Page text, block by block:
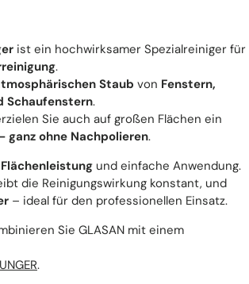
ist ein hochwirksamer Spezialreiniger für
.
Staub von Fenstern,
Schaufenstern.
Sie auch auf großen Flächen ein
ganz ohne Nachpolieren.
und einfache Anwendung.
die Reinigungswirkung konstant, und
– ideal für den professionellen Einsatz.
Sie GLASAN mit einem
.